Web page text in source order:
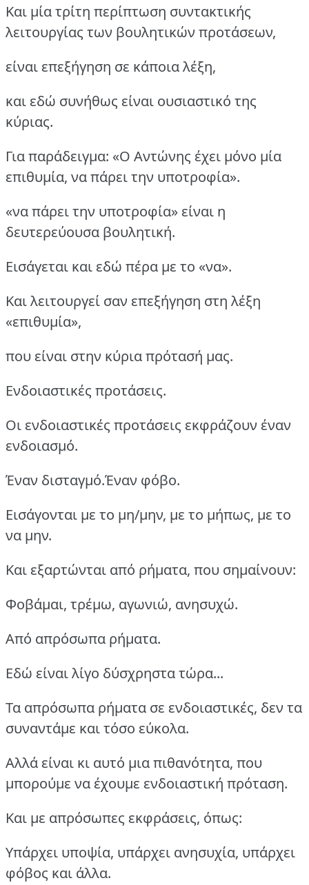
Και μία τρίτη περίπτωση συντακτικής
λειτουργίας των βουλητικών προτάσεων,
είναι επεξήγηση σε κάποια λέξη,
και εδώ συνήθως είναι ουσιαστικό της
κύριας.
Για παράδειγμα: «Ο Αντώνης έχει μόνο μία
επιθυμία, να πάρει την υποτροφία».
«να πάρει την υποτροφία» είναι η
δευτερεύουσα βουλητική.
Εισάγεται και εδώ πέρα με το «να».
Και λειτουργεί σαν επεξήγηση στη λέξη
«επιθυμία»,
που είναι στην κύρια πρότασή μας.
Ενδοιαστικές προτάσεις.
Οι ενδοιαστικές προτάσεις εκφράζουν έναν
ενδοιασμό.
Έναν δισταγμό.Έναν φόβο.
Εισάγονται με το μη/μην, με το μήπως, με το
να μην.
Και εξαρτώνται από ρήματα, που σημαίνουν:
Φοβάμαι, τρέμω, αγωνιώ, ανησυχώ.
Από απρόσωπα ρήματα.
Εδώ είναι λίγο δύσχρηστα τώρα...
Τα απρόσωπα ρήματα σε ενδοιαστικές, δεν τα
συναντάμε και τόσο εύκολα.
Αλλά είναι κι αυτό μια πιθανότητα, που
μπορούμε να έχουμε ενδοιαστική πρόταση.
Και με απρόσωπες εκφράσεις, όπως:
Υπάρχει υποψία, υπάρχει ανησυχία, υπάρχει
φόβος και άλλα.